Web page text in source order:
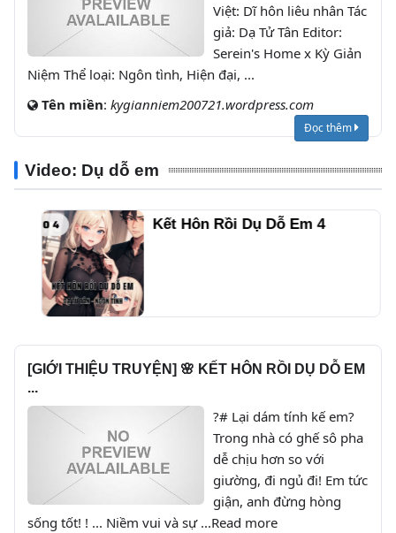
Việt: Dĩ hôn liêu nhân Tác
giả: Dạ Tử Tân Editor:
Serein's Home x Kỳ Giản
Niệm Thể loại: Ngôn tình, Hiện đại, ...
Tên miền: kygianniem200721.wordpress.com
Đọc thêm
Video: Dụ dỗ em
Kết Hôn Rồi Dụ Dỗ Em 4
[GIỚI THIỆU TRUYỆN] 🌸 KẾT HÔN RỒI DỤ DỖ EM
...
?# Lại dám tính kế em?
Trong nhà có ghế sô pha
dễ chịu hơn so với
giường, đi ngủ đi! Em tức
giận, anh đừng hòng
sống tốt! ! ... Niềm vui và sự ...Read more